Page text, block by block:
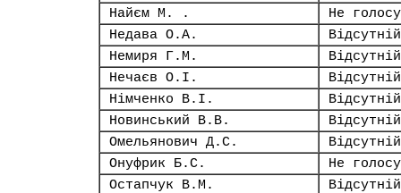
Найєм М. .
Не
Недава О.А.
Відсутній
Немиря Г.М.
Відсутній
Нечаєв О.І.
Відсутній
Німченко В.І.
Відсутній
Новинський В.В.
Відсутній
Омельянович Д.С.
Відсутній
Онуфрик Б.С.
Не
Остапчук В.М.
Відсутній